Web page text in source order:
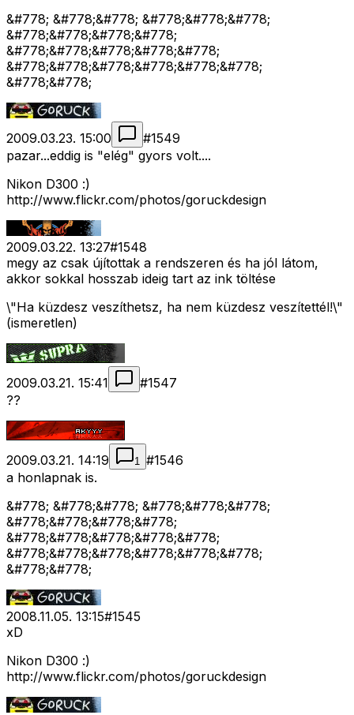
&#778; &#778;&#778; &#778;&#778;&#778;
&#778;&#778;&#778;&#778;
&#778;&#778;&#778;&#778;&#778;
&#778;&#778;&#778;&#778;&#778;&#778;
&#778;&#778;
2009.03.23. 15:00 #1549
pazar...eddig is "elég" gyors volt....
Nikon D300 :)
http://www.flickr.com/photos/goruckdesign
2009.03.22. 13:27#1548
megy az csak újítottak a rendszeren és ha jól látom,
akkor sokkal hosszab ideig tart az ink töltése
\"Ha küzdesz veszíthetsz, ha nem küzdesz veszítettél!\"
(ismeretlen)
2009.03.21. 15:41 #1547
??
2009.03.21. 14:19 1 #1546
a honlapnak is.
&#778; &#778;&#778; &#778;&#778;&#778;
&#778;&#778;&#778;&#778;
&#778;&#778;&#778;&#778;&#778;
&#778;&#778;&#778;&#778;&#778;&#778;
&#778;&#778;
2008.11.05. 13:15#1545
xD
Nikon D300 :)
http://www.flickr.com/photos/goruckdesign